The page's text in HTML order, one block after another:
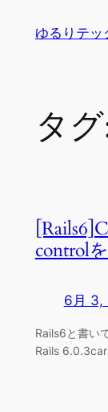
ゆるりテッ
タ
control
6月 3,
Rails6と書い
Rails